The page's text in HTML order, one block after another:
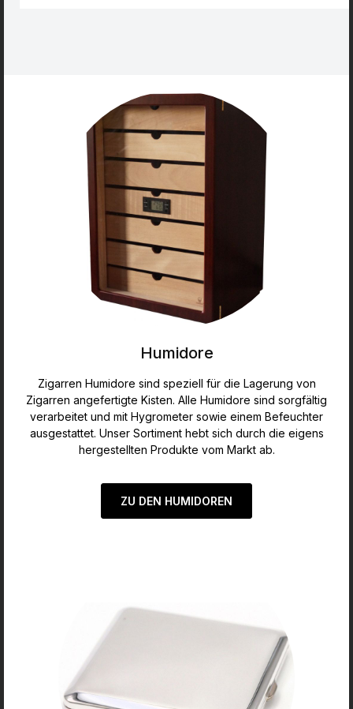
Humidore
Zigarren Humidore sind speziell für die Lagerung von
Zigarren angefertigte Kisten. Alle Humidore sind sorgfältig
verarbeitet und mit Hygrometer sowie einem Befeuchter
ausgestattet. Unser Sortiment hebt sich durch die eigens
hergestellten Produkte vom Markt ab.
ZU DEN HUMIDOREN